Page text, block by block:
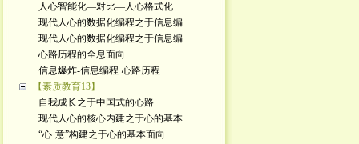
· 人心智能化—对比—人心格式化
· 现代人心的数据化编程之于信息编
· 现代人心的数据化编程之于信息编
· 心路历程的全息面向
· 信息爆炸-信息编程·心路历程
【素质教育13】
· 自我成长之于中国式的心路
· 现代人心的核心内建之于心的基本
· “心·意”构建之于心的基本面向